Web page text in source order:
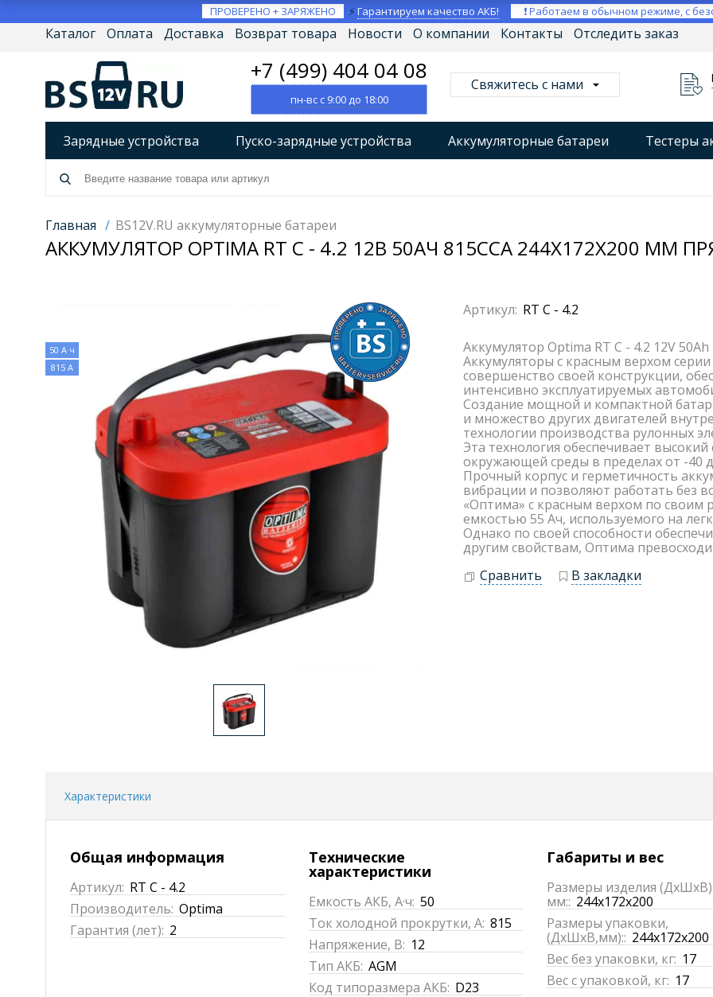
ПРОВЕРЕНО + ЗАРЯЖЕНО ⚡Гарантируем качество АКБ! ❗ Работаем в обычном режиме, с
Каталог Оплата Доставка Возврат товара Новости О компании Контакты Отследить заказ
+7 (499) 404 04 08
пн-вс с 9:00 до 18:00
Свяжитесь с нами
Зарядные устройства Пуско-зарядные устройства Аккумуляторные батареи Тестеры
Разрядно-диагностические устройства
Источники бесперебойного питания (ИБП)
Товары по брендам
Главная / BS12V.RU аккумуляторные батареи
АККУМУЛЯТОР OPTIMA RT C - 4.2 12В 50АЧ 815CCA 244X172X200 ММ
50 А·ч
815 А
Артикул: RT C - 4.2
Аккумулятор Optima RT C - 4.2 12V
Аккумуляторы с красным верхом
совершенство своей конструкции,
интенсивно эксплуатируемых
Создание мощной и компактной
и множество других двигателей
технологии производства рулонных
Эта технология обеспечивает
окружающей среды в пределах от -40
Прочный корпус и герметичность
вибрации и позволяют работать без
«Оптима» с красным верхом по своим
емкостью 55 Ач, используемого на
Однако по своей способности
другим свойствам, Оптима
Сравнить
В закладки
Характеристики
Общая информация
Артикул: RT C - 4.2
Производитель: Optima
Гарантия (лет): 2
Технические
характеристики
Емкость АКБ, А·ч: 50
Ток холодной прокрутки, А: 815
Напряжение, В: 12
Тип АКБ: AGM
Код типоразмера АКБ: D23
Габариты и вес
Размеры изделия
мм:: 244x172x200
Размеры упаковки,
(ДхШхВ,мм):: 244x172x200
Вес без упаковки, кг: 17
Вес с упаковкой, кг: 17